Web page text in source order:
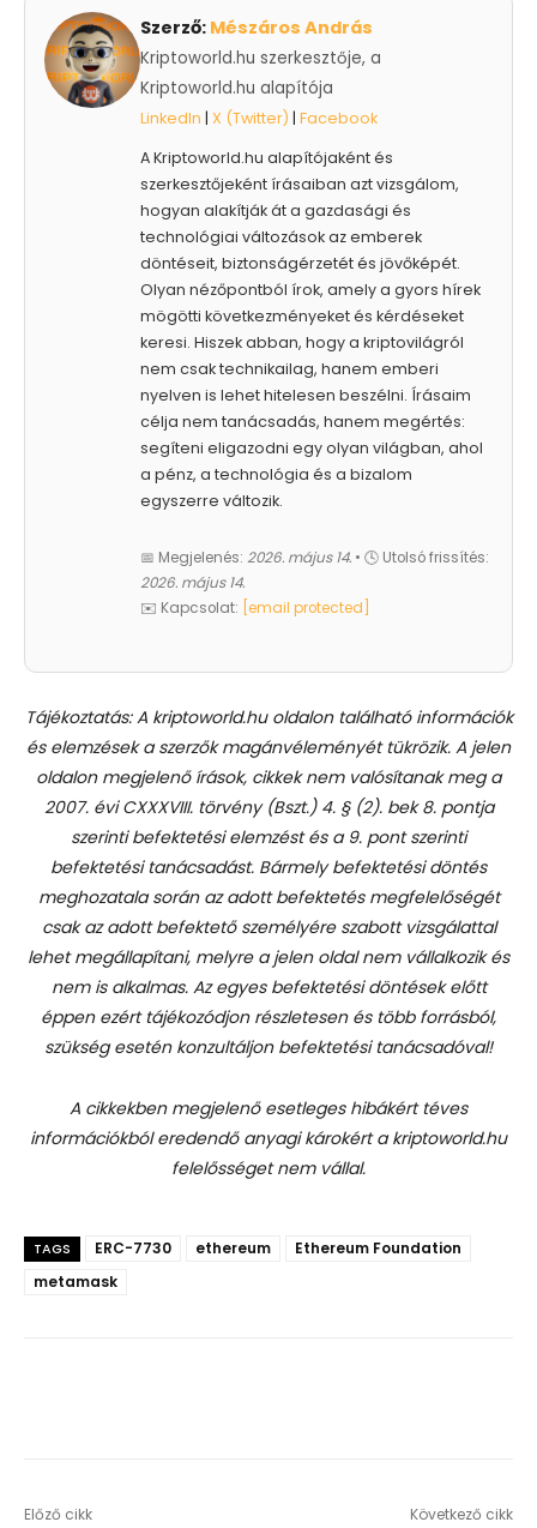
Szerző: Mészáros András
Kriptoworld.hu szerkesztője, a
Kriptoworld.hu alapítója
LinkedIn | X (Twitter) | Facebook
A Kriptoworld.hu alapítójaként és
szerkesztőjeként írásaiban azt vizsgálom,
hogyan alakítják át a gazdasági és
technológiai változások az emberek
döntéseit, biztonságérzetét és jövőképét.
Olyan nézőpontból írok, amely a gyors hírek
mögötti következményeket és kérdéseket
keresi. Hiszek abban, hogy a kriptovilágról
nem csak technikailag, hanem emberi
nyelven is lehet hitelesen beszélni. Írásaim
célja nem tanácsadás, hanem megértés:
segíteni eligazodni egy olyan világban, ahol
a pénz, a technológia és a bizalom
egyszerre változik.
📅 Megjelenés: 2026. május 14. • 🕓 Utolsó frissítés:
2026. május 14.
✉️ Kapcsolat:
[email protected]
Tájékoztatás: A kriptoworld.hu oldalon található információk
és elemzések a szerzők magánvéleményét tükrözik. A jelen
oldalon megjelenő írások, cikkek nem valósítanak meg a
2007. évi CXXXVIII. törvény (Bszt.) 4. § (2). bek 8. pontja
szerinti befektetési elemzést és a 9. pont szerinti
befektetési tanácsadást. Bármely befektetési döntés
meghozatala során az adott befektetés megfelelőségét
csak az adott befektető személyére szabott vizsgálattal
lehet megállapítani, melyre a jelen oldal nem vállalkozik és
nem is alkalmas. Az egyes befektetési döntések előtt
éppen ezért tájékozódjon részletesen és több forrásból,
szükség esetén konzultáljon befektetési tanácsadóval!
A cikkekben megjelenő esetleges hibákért téves
információkból eredendő anyagi károkért a kriptoworld.hu
felelősséget nem vállal.
TAGS ERC-7730 ethereum
Ethereum Foundation
metamask
Előző cikk Következő cikk